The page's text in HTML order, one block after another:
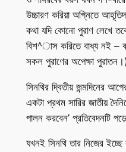
উচ্চারণ করিয়া অগ্নিতে
কথা যদি কোনো পুরাণ লেখে
বিশ^াস করিতে বাধ্য নই –
সকল পুরাণের অপেক্ষা
সিনথির দ্বিতীয় জন্মদিনের
একটা প্রথম সারির জাতীয়
পালন করবেন’ প্রতিবেদনটি
যখনই সিনথি তার নিজের ইচ্ছে